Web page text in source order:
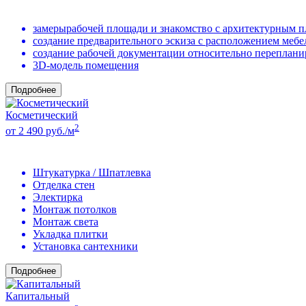
замерырабочей площади и знакомство с архитектурным
создание предварительного эскиза с расположением
создание рабочей документации относительно
3D-модель помещения
Подробнее
Косметический
от 2 490 руб./м2
Штукатурка / Шпатлевка
Отделка стен
Электирка
Монтаж потолков
Монтаж света
Укладка плитки
Установка сантехники
Подробнее
Капитальный